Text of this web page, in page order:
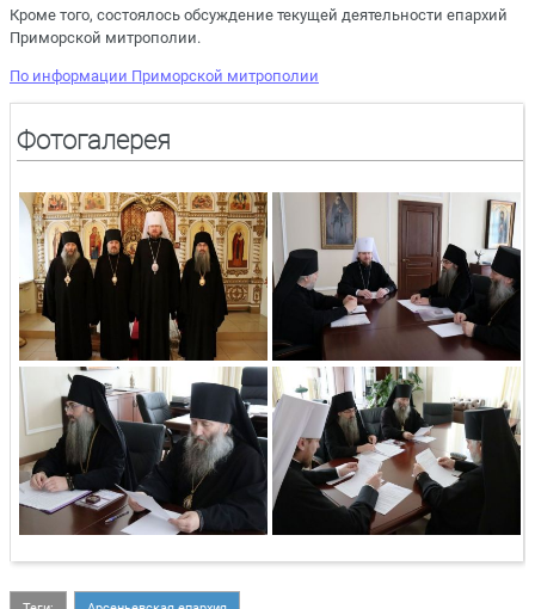
Кроме того, состоялось обсуждение текущей деятельности епархий
Приморской митрополии.
По информации Приморской митрополии
Фотогалерея